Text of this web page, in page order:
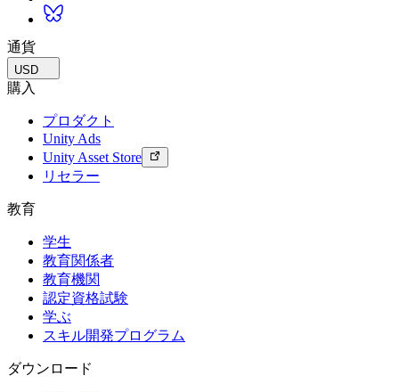
ストアとD2C全体でIAPを管理
収益化
Unity で宣伝
Unity で収益化
活用事例
モバイルゲーム
Unity でモバイル向けヒット作を制作して成長させる
インディーゲーム
少人数のチームで大規模なゲームを開発する
XR ゲーム
XR ゲームを複数プラットフォーム向けにローンチする
マルチプレイヤーゲーム
マルチプレイヤーゲーム制作を簡素化
デモ
デモ、サンプル、ビルディングブロック
すべてのリソース
新機能
ブログ
更新情報、情報、技術的ヒント
お知らせ
ニュース、ストーリー、プレスセンター
教育を大幅に強化
教育機関向けライセンス
認定教材
Unityのマスタリーを証明する
通貨
USD
購入
プロダクト
Unity Ads
Unity Asset Store
リセラー
教育
学生
教育関係者
教育機関
認定資格試験
学ぶ
スキル開発プログラム
ダウンロード